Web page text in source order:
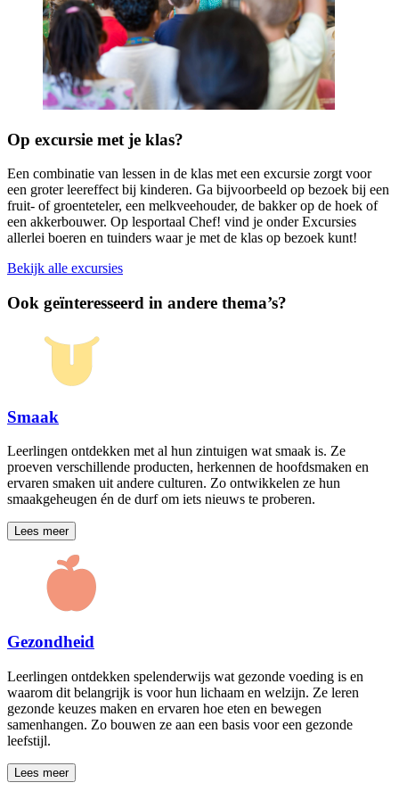
Op excursie met je klas?
Een combinatie van lessen in de klas met een excursie zorgt voor
een groter leereffect bij kinderen. Ga bijvoorbeeld op bezoek bij een
fruit- of groenteteler, een melkveehouder, de bakker op de hoek of
een akkerbouwer. Op lesportaal Chef! vind je onder Excursies
allerlei boeren en tuinders waar je met de klas op bezoek kunt!
Bekijk alle excursies
Ook geïnteresseerd in andere thema’s?
Smaak
Leerlingen ontdekken met al hun zintuigen wat smaak is. Ze
proeven verschillende producten, herkennen de hoofdsmaken en
ervaren smaken uit andere culturen. Zo ontwikkelen ze hun
smaakgeheugen én de durf om iets nieuws te proberen.
Lees meer
Gezondheid
Leerlingen ontdekken spelenderwijs wat gezonde voeding is en
waarom dit belangrijk is voor hun lichaam en welzijn. Ze leren
gezonde keuzes maken en ervaren hoe eten en bewegen
samenhangen. Zo bouwen ze aan een basis voor een gezonde
leefstijl.
Lees meer